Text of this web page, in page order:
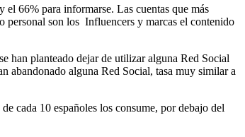
el 66% para informarse. Las cuentas que más
personal son los Influencers y marcas el contenido
han planteado dejar de utilizar alguna Red Social
abandonado alguna Red Social, tasa muy similar a
cada 10 españoles los consume, por debajo del